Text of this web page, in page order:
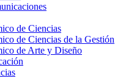
de Ciencias
de Ciencias de la Gestión
de Arte y Diseño